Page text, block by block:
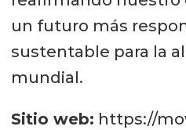
un futuro más
sustentable para la
mundial.
Sitio web: https://